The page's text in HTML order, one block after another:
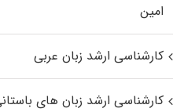
اﻣﻴﻦ
کارشناسی ارشد زبان عربی
کارشناسی ارشد زبان‌ های